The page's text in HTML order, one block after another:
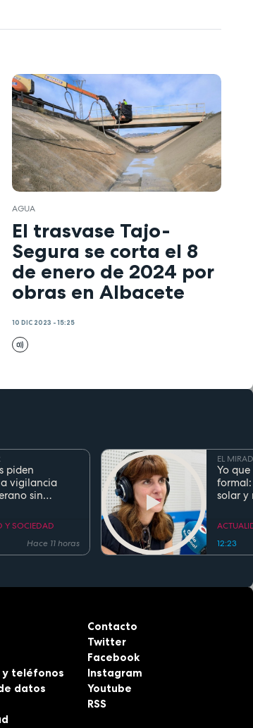
AGUA
El trasvase Tajo-
Segura se corta el 8
de enero de 2024 por
obras en Albacete
10 DIC 2023 - 15:25
piden
vigilancia
sin
5 segundos
Y SOCIEDAD
Hace 11 horas
EL
Yo
solar y
12:23
y teléfonos
datos
Contacto
Twitter
Facebook
Instagram
Youtube
RSS